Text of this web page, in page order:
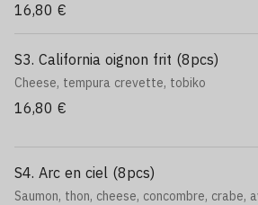
16,80 €
S3. California oignon frit (8pcs)
Cheese, tempura crevette, tobiko
16,80 €
S4. Arc en ciel (8pcs)
Saumon, thon, cheese, concombre, crabe,